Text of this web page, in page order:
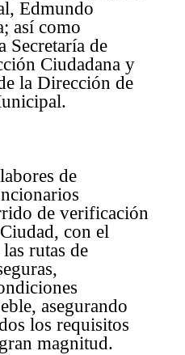
Edmundo
así como
Secretaría de
Ciudadana y
la Dirección de
de
de verificación
con el
rutas de
asegurando
los requisitos
magnitud.